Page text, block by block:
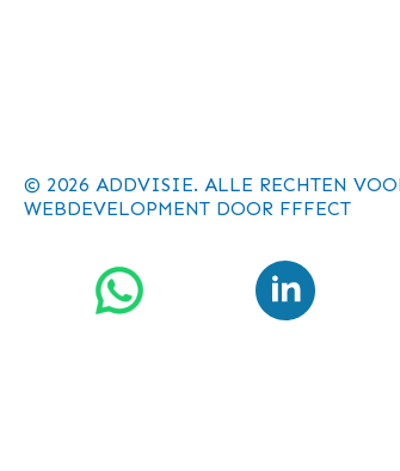
© 2026 ADDVISIE. ALLE RECHTEN
WEBDEVELOPMENT DOOR FFFECT